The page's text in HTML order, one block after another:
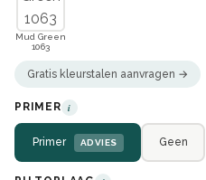
Mud Green
1063
Gratis kleurstalen aanvragen →
PRIMER i
Primer ADVIES Geen